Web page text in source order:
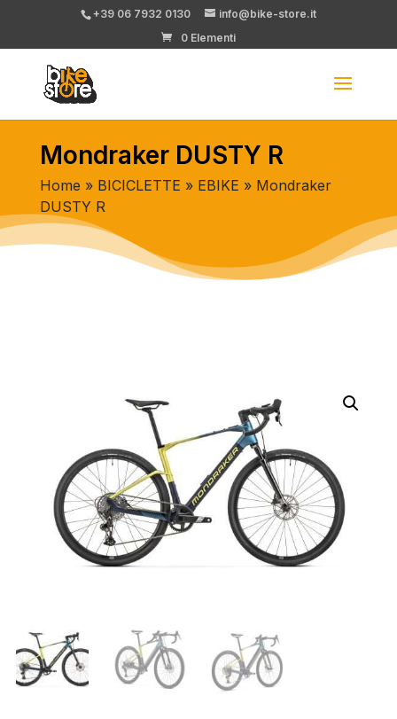
+39 06 7932 0130
info@bike-store.it
0 Elementi
Mondraker DUSTY R
Home » BICICLETTE » EBIKE » Mondraker
DUSTY R